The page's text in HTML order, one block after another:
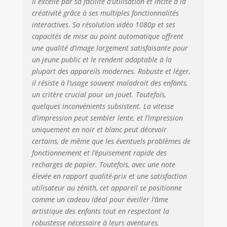
photo numérique
multifonctionnel
pour enfants: avec
fonctions
d'impression
instantanée,
capture d'images
colorées et de
vidéos HD 1080p,
lecteur de
musique, jeux de
puzzle, etc., jeu
plus créatif avec
plusieurs cadres,
filtres de couleur
et effets miroir,
inspirant leur sens
de la créativité,
aide pour
l'intelligence des
créativité grâce à ses multiples fonctionnalités
interactives. Sa résolution vidéo 1080p et ses
capacités de mise au point automatique offrent
une qualité d’image largement satisfaisante pour
un jeune public et le rendent adaptable à la
plupart des appareils modernes. Robuste et léger,
il résiste à l’usage souvent maladroit des enfants,
un critère crucial pour un jouet. Toutefois,
quelques inconvénients subsistent. La vitesse
d’impression peut sembler lente, et l’impression
uniquement en noir et blanc peut décevoir
certains, de même que les éventuels problèmes de
fonctionnement et l’épuisement rapide des
recharges de papier. Toutefois, avec une note
élevée en rapport qualité-prix et une satisfaction
utilisateur au zénith, cet appareil se positionne
comme un cadeau idéal pour éveiller l’âme
artistique des enfants tout en respectant la
robustesse nécessaire à leurs aventures.